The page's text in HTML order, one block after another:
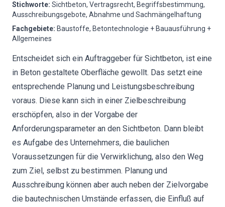
Stichworte: Sichtbeton, Vertragsrecht, Begriffsbestimmung,
Ausschreibungsgebote, Abnahme und Sachmängelhaftung
Fachgebiete: Baustoffe, Betontechnologie + Bauausführung +
Allgemeines
Entscheidet sich ein Auftraggeber für Sichtbeton, ist eine
in Beton gestaltete Oberfläche gewollt. Das setzt eine
entsprechende Planung und Leistungsbeschreibung
voraus. Diese kann sich in einer Zielbeschreibung
erschöpfen, also in der Vorgabe der
Anforderungsparameter an den Sichtbeton. Dann bleibt
es Aufgabe des Unternehmers, die baulichen
Voraussetzungen für die Verwirklichung, also den Weg
zum Ziel, selbst zu bestimmen. Planung und
Ausschreibung können aber auch neben der Zielvorgabe
die bautechnischen Umstände erfassen, die Einfluß auf